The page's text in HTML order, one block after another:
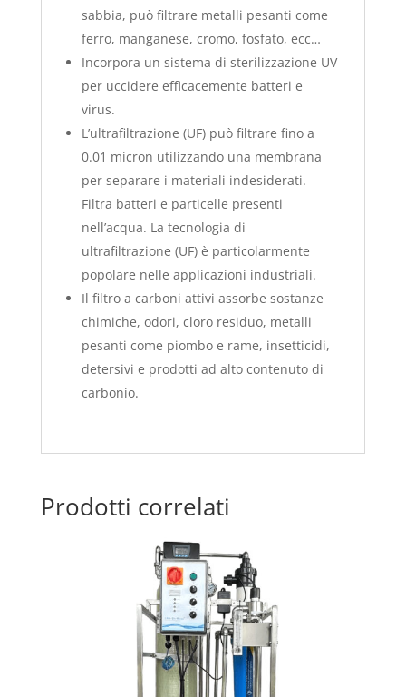
sabbia, può filtrare metalli pesanti come
ferro, manganese, cromo, fosfato, ecc…
Incorpora un sistema di sterilizzazione UV
per uccidere efficacemente batteri e
virus.
L’ultrafiltrazione (UF) può filtrare fino a
0.01 micron utilizzando una membrana
per separare i materiali indesiderati.
Filtra batteri e particelle presenti
nell’acqua. La tecnologia di
ultrafiltrazione (UF) è particolarmente
popolare nelle applicazioni industriali.
Il filtro a carboni attivi assorbe sostanze
chimiche, odori, cloro residuo, metalli
pesanti come piombo e rame, insetticidi,
detersivi e prodotti ad alto contenuto di
carbonio.
Prodotti correlati